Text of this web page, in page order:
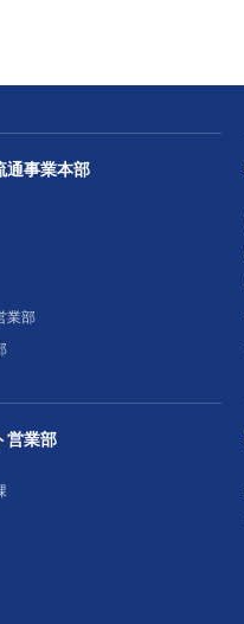
通事業本部
業部
営業部